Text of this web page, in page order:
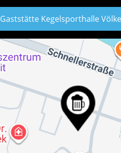
Gaststätte Kegelsporthalle